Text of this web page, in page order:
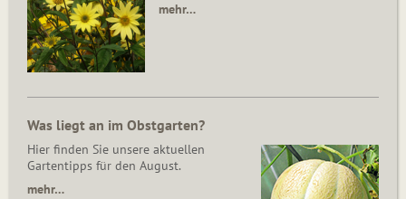
mehr…
Was liegt an im Obstgarten?
Hier finden Sie unsere aktuellen
Gartentipps für den August.
mehr…